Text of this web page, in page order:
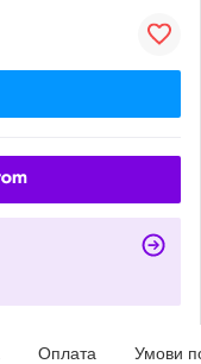
Оплата Умови